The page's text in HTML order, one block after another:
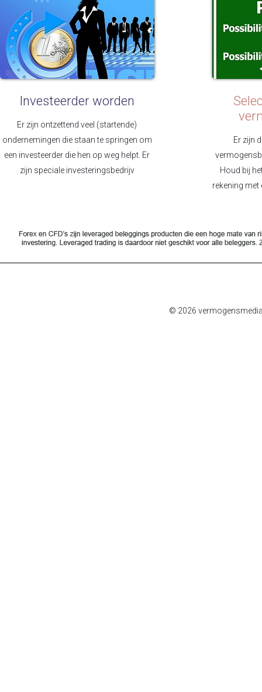
Investeerder worden
Er zijn ontzettend veel (startende)
ondernemingen die staan te springen om
een investeerder die hen op weg helpt. Er
zijn speciale investeringsbedrijv
Er zijn
Houd bij
rekening met
© 2026